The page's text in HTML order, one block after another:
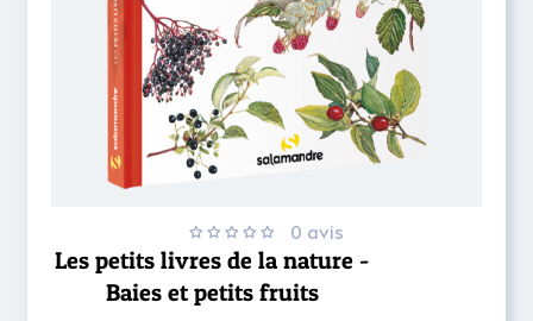
0 avis
Les petits livres de la nature -
Baies et petits fruits